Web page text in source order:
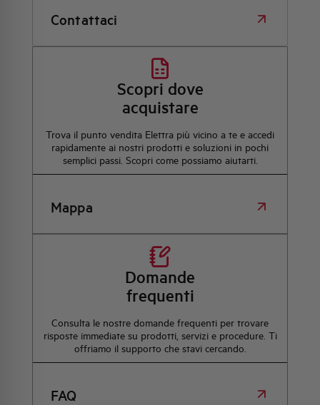
Contattaci
Scopri dove
acquistare
Trova il punto vendita Elettra più vicino a te e accedi
rapidamente ai nostri prodotti e soluzioni in pochi
semplici passi. Scopri come possiamo aiutarti.
Mappa
Domande
frequenti
Consulta le nostre domande frequenti per trovare
risposte immediate su prodotti, servizi e procedure. Ti
offriamo il supporto che stavi cercando.
FAQ